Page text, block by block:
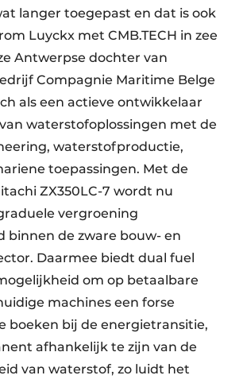
langer toegepast en dat is ook
Luyckx met CMB.TECH in zee
Antwerpse dochter van
Compagnie Maritime Belge
als een actieve ontwikkelaar
waterstofoplossingen met de
waterstofproductie,
toepassingen. Met de
ZX350LC-7 wordt nu
vergroening
binnen de zware bouw- en
Daarmee biedt dual fuel
om op betaalbare
machines een forse
boeken bij de energietransitie,
afhankelijk te zijn van de
van waterstof, zo luidt het